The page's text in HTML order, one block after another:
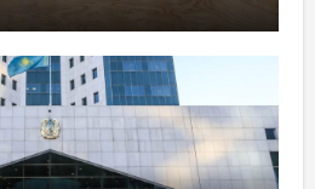
ХОЛДИНГІНІҢ